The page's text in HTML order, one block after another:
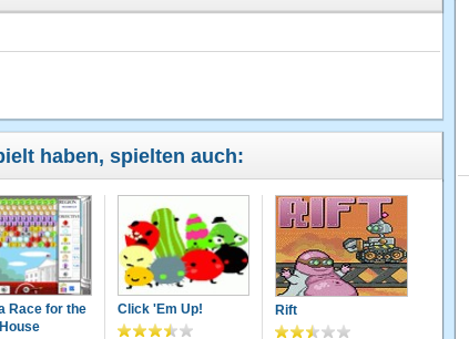
haben, spielten auch:
Race for the
Click 'Em Up! Rift